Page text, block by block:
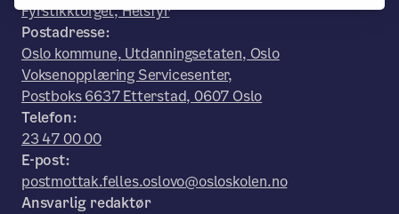
Fyrstikktorget, Helsfyr
Postadresse:
Oslo kommune, Utdanningsetaten, Oslo
Voksenopplæring Servicesenter,
Postboks 6637 Etterstad, 0607 Oslo
Telefon:
23 47 00 00
E-post:
postmottak.felles.oslovo@osloskolen.no
Ansvarlig redaktør